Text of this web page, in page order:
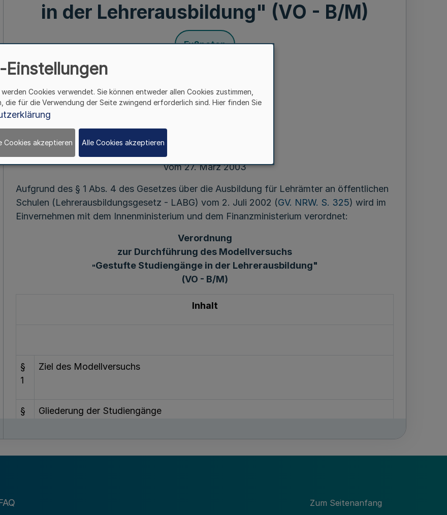
in der Lehrerausbildung" (VO - B/M)
Fußnoten
Mehr
Vom 27. März 2003
Aufgrund des § 1 Abs. 4 des Gesetzes über die Ausbildung für Lehrämter an öffentlichen
Schulen (Lehrerausbildungsgesetz - LABG) vom 2. Juli 2002 (GV. NRW. S. 325) wird im
Einvernehmen mit dem Innenministerium und dem Finanzministerium verordnet:
Verordnung
zur Durchführung des Modellversuchs
"Gestufte Studiengänge in der Lehrerausbildung"
(VO - B/M)
Inhalt
§
1
Ziel des Modellversuchs
§
Gliederung der Studiengänge
§
Inhalt und Dauer des Bachelor-Studiengangs
Zum Seitenanfang
Einstellungen
Cookies verwendet. Sie können entweder allen Cookies zustimmen,
die für die Verwendung der Seite zwingend erforderlich sind. Hier finden Sie
Cookies akzeptieren Alle Cookies akzeptieren